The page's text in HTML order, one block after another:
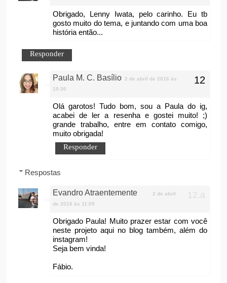
Obrigado, Lenny Iwata, pelo carinho. Eu tb
gosto muito do tema, e juntando com uma boa
história então...
Responder
Paula M. C. Basílio
2 de abril de 2016 às
10:30
Olá garotos! Tudo bom, sou a Paula do ig,
acabei de ler a resenha e gostei muito! ;)
grande trabalho, entre em contato comigo,
muito obrigada!
Responder
Respostas
Evandro Atraentemente
2 de abril
de 2016 às 11:05
Obrigado Paula! Muito prazer estar com você
neste projeto aqui no blog também, além do
instagram!
Seja bem vinda!
Fábio.